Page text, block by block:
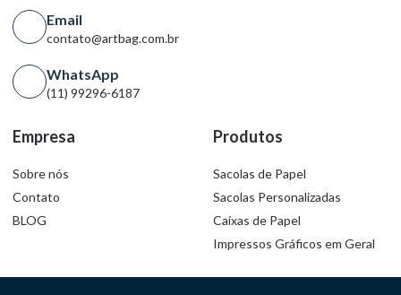
Email
contato@artbag.com.br
WhatsApp
(11) 99296-6187
Empresa
Sobre nós
Contato
BLOG
Produtos
Sacolas de Papel
Sacolas Personalizadas
Caixas de Papel
Impressos Gráficos em Geral